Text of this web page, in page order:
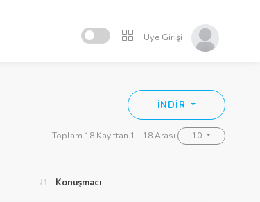
Üye Girişi
İNDİR
Toplam 18 Kayıttan 1 - 18 Arası 10
Konuşmacı